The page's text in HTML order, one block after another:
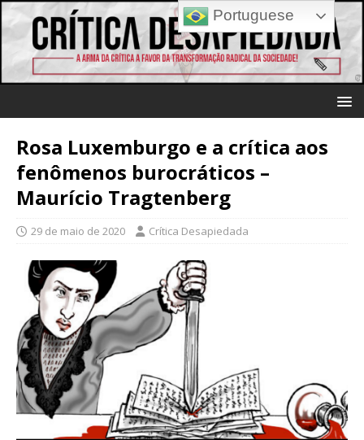
Rosa Luxemburgo e a crítica aos
fenômenos burocráticos –
Maurício Tragtenberg
29 de maio de 2020 Crítica Desapiedada
Portuguese